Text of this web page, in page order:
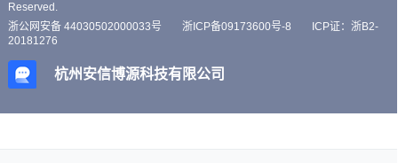
Reserved.
浙公网安备 44030502000033号
浙ICP备09173600号-8
ICP证：浙B2-
20181276
杭州安信博源科技有限公司